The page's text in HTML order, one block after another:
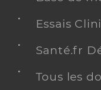
Essais
Santé.fr
Tous les